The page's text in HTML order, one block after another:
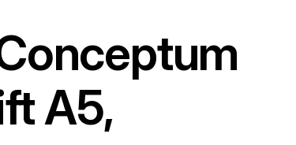
A5,